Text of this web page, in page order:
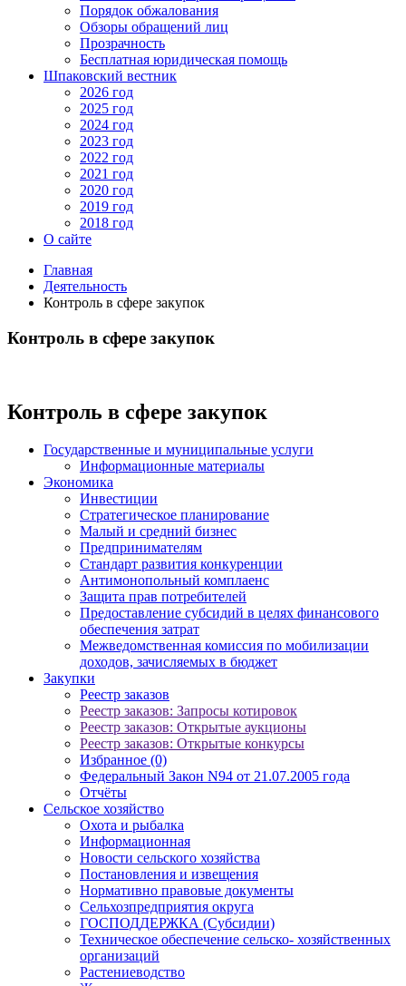
Порядок обжалования
Обзоры обращений лиц
Прозрачность
Бесплатная юридическая помощь
Шпаковский вестник
2026 год
2025 год
2024 год
2023 год
2022 год
2021 год
2020 год
2019 год
2018 год
О сайте
Главная
Деятельность
Контроль в сфере закупок
Контроль в сфере закупок
Контроль в сфере закупок
Государственные и муниципальные услуги
Информационные материалы
Экономика
Инвестиции
Стратегическое планирование
Малый и средний бизнес
Предпринимателям
Стандарт развития конкуренции
Антимонопольный комплаенс
Защита прав потребителей
Предоставление субсидий в целях финансового
обеспечения затрат
Межведомственная комиссия по мобилизации
доходов, зачисляемых в бюджет
Закупки
Реестр заказов
Реестр заказов: Запросы котировок
Реестр заказов: Открытые аукционы
Реестр заказов: Открытые конкурсы
Избранное (0)
Федеральный Закон N94 от 21.07.2005 года
Отчёты
Сельское хозяйство
Охота и рыбалка
Информационная
Новости сельского хозяйства
Постановления и извещения
Нормативно правовые документы
Сельхозпредприятия округа
ГОСПОДДЕРЖКА (Субсидии)
Техническое обеспечение сельско- хозяйственных
организаций
Растениеводство